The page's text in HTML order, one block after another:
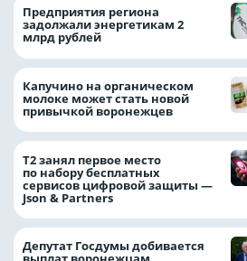
Предприятия региона
задолжали энергетикам 2
млрд рублей
Капучино на органическом
молоке может стать новой
привычкой воронежцев
Т2 занял первое место
по набору бесплатных
сервисов цифровой защиты —
Json & Partners
Депутат Госдумы добивается